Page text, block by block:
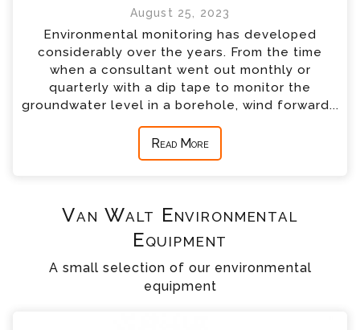
August 25, 2023
Environmental monitoring has developed
considerably over the years. From the time
when a consultant went out monthly or
quarterly with a dip tape to monitor the
groundwater level in a borehole, wind forward...
Read More
Van Walt Environmental
Equipment
A small selection of our environmental
equipment